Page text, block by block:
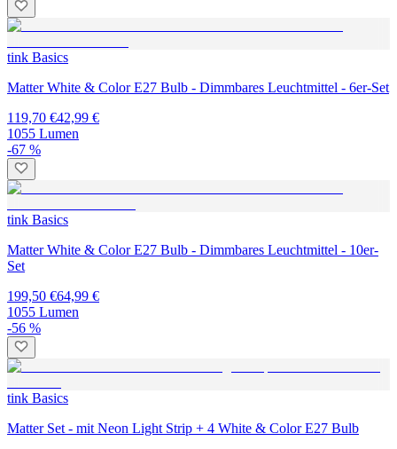
tink Basics
Matter White & Color E27 Bulb - Dimmbares Leuchtmittel - 6er-Set
119,70 €42,99 €
1055 Lumen
-67 %
tink Basics
Matter White & Color E27 Bulb - Dimmbares Leuchtmittel - 10er-
Set
199,50 €64,99 €
1055 Lumen
-56 %
tink Basics
Matter Set - mit Neon Light Strip + 4 White & Color E27 Bulb